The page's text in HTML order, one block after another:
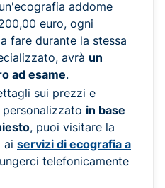
addome
euro, ogni
fare durante la stessa
avrà un
ad esame.
sui prezzi e
in base
, puoi visitare la
ai servizi di ecografia a
telefonicamente